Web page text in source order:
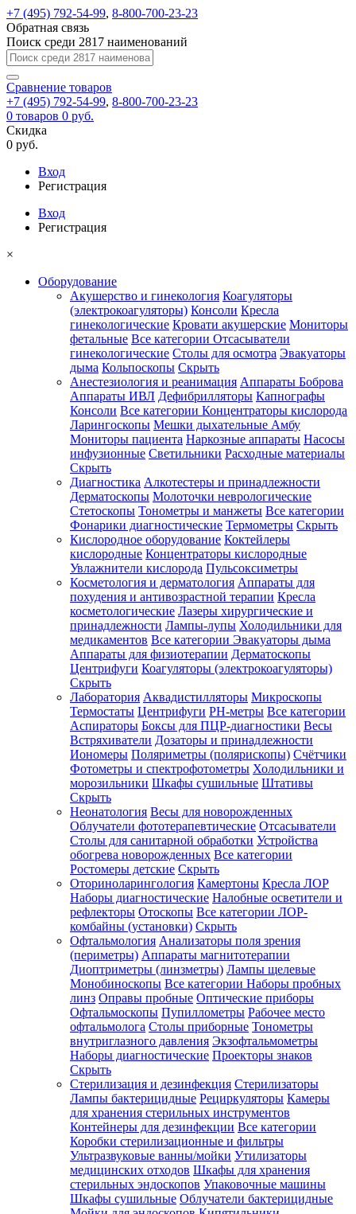
+7 (495) 792-54-99, 8-800-700-23-23
Обратная связь
Поиск среди 2817 наименований
Сравнение товаров
+7 (495) 792-54-99, 8-800-700-23-23
0 товаров 0 руб.
Скидка
0 руб.
Вход
Регистрация
Вход
Регистрация
×
Оборудование
Акушерство и гинекология Коагуляторы
(электрокоагуляторы) Консоли Кресла
гинекологические Кровати акушерские Мониторы
фетальные Все категории Отсасыватели
гинекологические Столы для осмотра Эвакуаторы
дыма Кольпоскопы Скрыть
Анестезиология и реанимация Аппараты Боброва
Аппараты ИВЛ Дефибрилляторы Капнографы
Консоли Все категории Концентраторы кислорода
Ларингоскопы Мешки дыхательные Амбу
Мониторы пациента Наркозные аппараты Насосы
инфузионные Светильники Расходные материалы
Скрыть
Диагностика Алкотестеры и принадлежности
Дерматоскопы Молоточки неврологические
Стетоскопы Тонометры и манжеты Все категории
Фонарики диагностические Термометры Скрыть
Кислородное оборудование Коктейлеры
кислородные Концентраторы кислородные
Увлажнители кислорода Пульсоксиметры
Косметология и дерматология Аппараты для
похудения и антивозрастной терапии Кресла
косметологические Лазеры хирургические и
принадлежности Лампы-лупы Холодильники для
медикаментов Все категории Эвакуаторы дыма
Аппараты для физиотерапии Дерматоскопы
Центрифуги Коагуляторы (электрокоагуляторы)
Скрыть
Лаборатория Аквадистилляторы Микроскопы
Термостаты Центрифуги PH-метры Все категории
Аспираторы Боксы для ПЦР-диагностики Весы
Встряхиватели Дозаторы и принадлежности
Иономеры Поляриметры (полярископы) Счётчики
Фотометры и спектрофотометры Холодильники и
морозильники Шкафы сушильные Штативы
Скрыть
Неонатология Весы для новорожденных
Облучатели фототерапевтические Отсасыватели
Столы для санитарной обработки Устройства
обогрева новорожденных Все категории
Ростомеры детские Скрыть
Оториноларингология Камертоны Кресла ЛОР
Наборы диагностические Налобные осветители и
рефлекторы Отоскопы Все категории ЛОР-
комбайны (установки) Скрыть
Офтальмология Анализаторы поля зрения
(периметры) Аппараты магнитотерапии
Диоптриметры (линзметры) Лампы щелевые
Монобиноскопы Все категории Наборы пробных
линз Оправы пробные Оптические приборы
Офтальмоскопы Пупиллометры Рабочее место
офтальмолога Столы приборные Тонометры
внутриглазного давления Экзофтальмометры
Наборы диагностические Проекторы знаков
Скрыть
Стерилизация и дезинфекция Стерилизаторы
Лампы бактерицидные Рециркуляторы Камеры
для хранения стерильных инструментов
Контейнеры для дезинфекции Все категории
Коробки стерилизационные и фильтры
Ультразвуковые ванны/мойки Утилизаторы
медицинских отходов Шкафы для хранения
стерильных эндоскопов Упаковочные машины
Шкафы сушильные Облучатели бактерицидные